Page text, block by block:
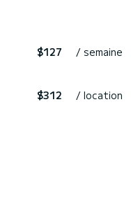
$127 / semaine
$312 / location